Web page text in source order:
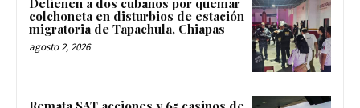
Detienen a dos cubanos por quemar
colchoneta en disturbios de estación
migratoria de Tapachula, Chiapas
agosto 2, 2026